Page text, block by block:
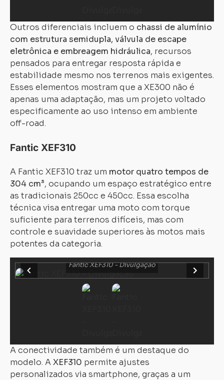
Outros diferenciais incluem o chassi de alumínio
com estrutura semidupla, válvula de escape
eletrônica e embreagem hidráulica, recursos
pensados para entregar resposta rápida e
estabilidade mesmo nos terrenos mais exigentes.
Esses elementos mostram que a XE300 não é
apenas uma adaptação, mas um projeto voltado
especificamente ao uso intenso em ambiente
off-road.
Fantic XEF310
A Fantic XEF310 traz um motor quatro tempos de
304 cm³, ocupando um espaço estratégico entre
as tradicionais 250cc e 450cc. Essa escolha
técnica visa entregar uma moto com torque
suficiente para terrenos difíceis, mas com
controle e suavidade superiores às motos mais
potentes da categoria.
Fantic XEF310 - Divulgação
A conectividade também é um destaque do
modelo. AXEF310 permite ajustes
personalizados via smartphone, graças a um
Carregando...
Carregando...